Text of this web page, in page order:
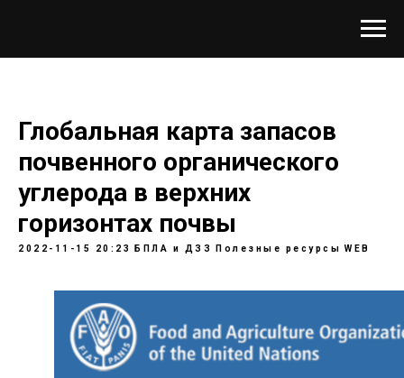
Глобальная карта запасов
почвенного органического
углерода в верхних
горизонтах почвы
2022-11-15 20:23 БПЛА и ДЗЗ Полезные ресурсы WEB